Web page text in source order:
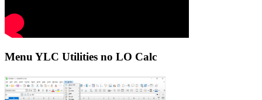
Menu YLC Utilities no LO Calc